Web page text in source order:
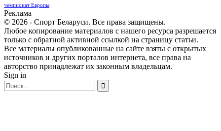
чемпионат Европы
Реклама
© 2026 - Спорт Беларуси. Все права защищены.
Любое копирование материалов с нашего ресурса разрешается
только с обратной активной ссылкой на страницу статьи.
Все материалы опубликованные на сайте взяты с открытых
источников и других порталов интернета, все права на
авторство принадлежат их законным владельцам.
Sign in